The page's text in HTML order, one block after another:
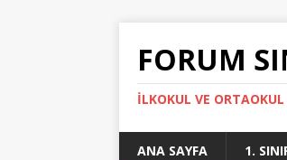
FORUM
İLKOKUL VE
ANA SAYFA 1.